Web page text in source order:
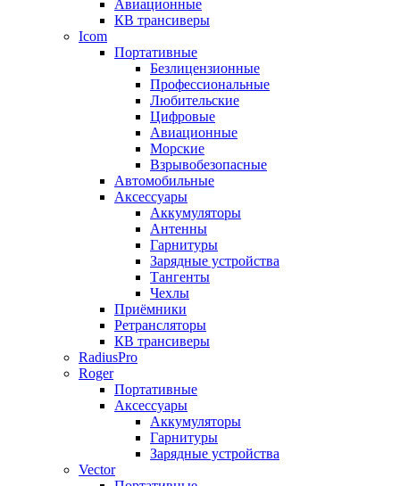
Авиационные
КВ трансиверы
Icom
Портативные
Безлицензионные
Профессиональные
Любительские
Цифровые
Авиационные
Морские
Взрывобезопасные
Автомобильные
Аксессуары
Аккумуляторы
Антенны
Гарнитуры
Зарядные устройства
Тангенты
Чехлы
Приёмники
Ретрансляторы
КВ трансиверы
RadiusPro
Roger
Портативные
Аксессуары
Аккумуляторы
Гарнитуры
Зарядные устройства
Vector